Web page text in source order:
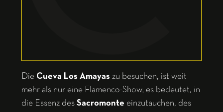
Die Cueva Los Amayas zu besuchen, ist weit
mehr als nur eine Flamenco-Show; es bedeutet, in
die Essenz des Sacromonte einzutauchen, des